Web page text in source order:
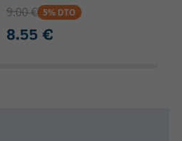
9.00 € 5% DTO
8.55 €